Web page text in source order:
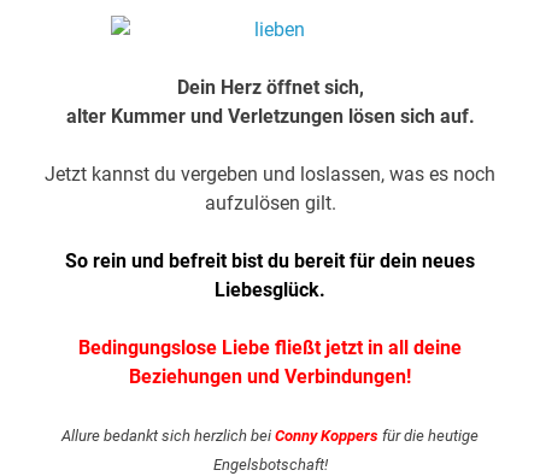
Dein Herz öffnet sich,
alter Kummer und Verletzungen lösen sich auf.
Jetzt kannst du vergeben und loslassen, was es noch
aufzulösen gilt.
So rein und befreit bist du bereit für dein neues
Liebesglück.
Bedingungslose Liebe fließt jetzt in all deine
Beziehungen und Verbindungen!
Allure bedankt sich herzlich bei Conny Koppers für die heutige
Engelsbotschaft!